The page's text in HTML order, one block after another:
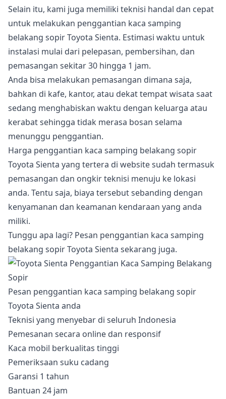
Selain itu, kami juga memiliki teknisi handal dan cepat
untuk melakukan penggantian kaca samping
belakang sopir Toyota Sienta. Estimasi waktu untuk
instalasi mulai dari pelepasan, pembersihan, dan
pemasangan sekitar 30 hingga 1 jam.
Anda bisa melakukan pemasangan dimana saja,
bahkan di kafe, kantor, atau dekat tempat wisata saat
sedang menghabiskan waktu dengan keluarga atau
kerabat sehingga tidak merasa bosan selama
menunggu penggantian.
Harga penggantian kaca samping belakang sopir
Toyota Sienta yang tertera di website sudah termasuk
pemasangan dan ongkir teknisi menuju ke lokasi
anda. Tentu saja, biaya tersebut sebanding dengan
kenyamanan dan keamanan kendaraan yang anda
miliki.
Tunggu apa lagi? Pesan penggantian kaca samping
belakang sopir Toyota Sienta sekarang juga.
Pesan penggantian kaca samping belakang sopir
Toyota Sienta anda
Teknisi yang menyebar di seluruh Indonesia
Pemesanan secara online dan responsif
Kaca mobil berkualitas tinggi
Pemeriksaan suku cadang
Garansi 1 tahun
Bantuan 24 jam